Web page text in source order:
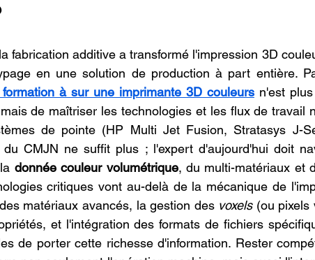
LV3D
Bambu Lab X2D SNAPMAKER U1
fabrication additive a transformé l'impression 3D
en une solution de production à part entière.
à sur une imprimante 3D couleurs n'est
de maîtriser les technologies et les flux de travail
de pointe (HP Multi Jet Fusion, Stratasys J-
du CMJN ne suffit plus ; l'expert d'aujourd'hui doit
donnée couleur volumétrique, du multi-matériaux et
critiques vont au-delà de la mécanique de
matériaux avancés, la gestion des voxels (ou pixels
et l'intégration des formats de fichiers
de porter cette richesse d'information. Rester